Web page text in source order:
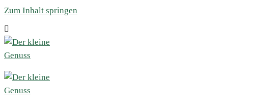
Zum Inhalt springen